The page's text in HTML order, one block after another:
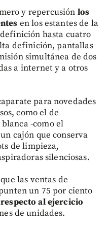
y repercusión los
en los estantes de la
hasta cuatro
definición, pantallas
simultánea de dos
a internet y a otros
para novedades
como el de
-como el
cajón que conserva
de limpieza,
silenciosas.
las ventas de
un 75 por ciento
al ejercicio
de unidades.